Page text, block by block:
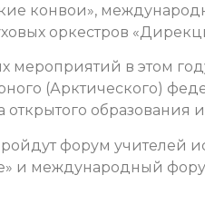
конвои»,
оркестров
в этом
(Арктического)
открытого образования
форум учителей
и международный